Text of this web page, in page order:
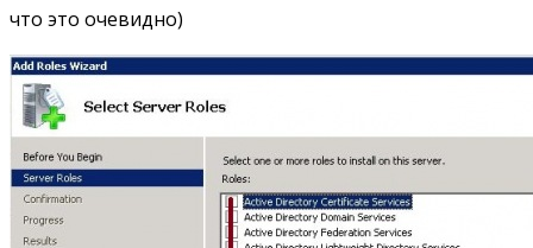
что это очевидно)